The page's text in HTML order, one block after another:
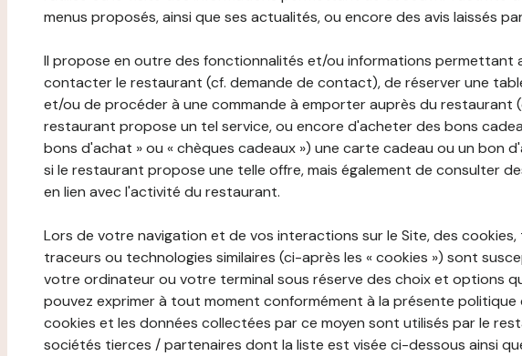
menus proposés, ainsi que ses actualités, ou encore des avis laissés
Il propose en outre des fonctionnalités et/ou informations permettant
contacter le restaurant (cf. demande de contact), de réserver une
et/ou de procéder à une commande à emporter auprès du restaurant
restaurant propose un tel service, ou encore d'acheter des bons
bons d'achat » ou « chèques cadeaux ») une carte cadeau ou un bon
si le restaurant propose une telle offre, mais également de consulter
en lien avec l'activité du restaurant.
Lors de votre navigation et de vos interactions sur le Site, des cookies,
traceurs ou technologies similaires (ci-après les « cookies ») sont
votre ordinateur ou votre terminal sous réserve des choix et options
pouvez exprimer à tout moment conformément à la présente politique
cookies et les données collectées par ce moyen sont utilisés par le
sociétés tierces / partenaires dont la liste est visée ci-dessous ainsi